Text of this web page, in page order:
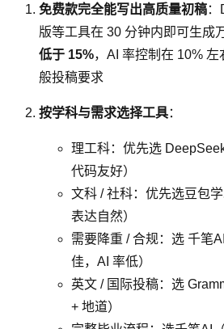
免费款完全能写出高质量初稿
版等工具在 30 分钟内即可生成
低于 15%，AI 率控制在 10%
般投稿要求
按学科与需求选择工具：
理工科：优先选
代码友好）
文科 / 社科：优先选豆包
表达自然）
需要降重 / 合规：选 千笔
佳，AI 率低）
英文 / 国际投稿：选
+ 地道）